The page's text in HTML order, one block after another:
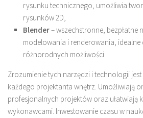
rysunku technicznego, umożliwia
rysunków 2D,
Blender– wszechstronne, bezpłatne
modelowania i renderowania,
różnorodnych możliwości.
Zrozumienie tych narzędzi i technologii
każdego projektanta wnętrz. Umożliwiają
profesjonalnych projektów oraz ułatwiają
wykonawcami. Inwestowanie czasu w